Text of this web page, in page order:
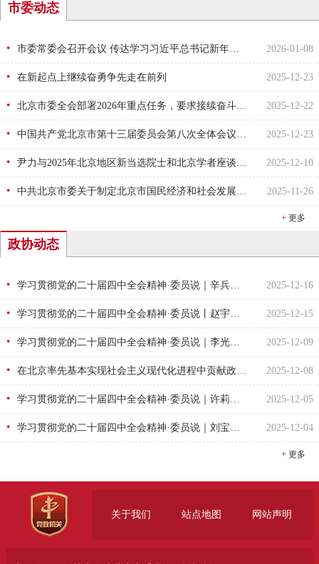
市委动态
市委常委会召开会议 传达学习习近平总书记新年贺词和重要指示精神 研究我市“十五五”规划纲要和城市高质量发展实施意见等事项 市委书记尹力主持会议 2026-01-08
在新起点上继续奋勇争先走在前列 2025-12-23
北京市委全会部署2026年重点任务，要求接续奋斗、开拓进取，奋力实现“十五五”良好开局 2025-12-22
中国共产党北京市第十三届委员会第八次全体会议决议 2025-12-23
尹力与2025年北京地区新当选院士和北京学者座谈时强调 在建设高水平人才高地上主动担当作为 为首都率先基本实现社会主义现代化提供有力支撑 2025-12-10
中共北京市委关于制定北京市国民经济和社会发展第十五个五年规划的建议 2025-11-26
+ 更多
政协动态
学习贯彻党的二十届四中全会精神·委员说｜辛兵：谱写高水平科技自立自强新篇章 2025-12-16
学习贯彻党的二十届四中全会精神·委员说丨赵宇：医工融合助力健康中国建设 2025-12-15
学习贯彻党的二十届四中全会精神·委员说｜李光熙：统筹群众体育和竞技体育 建设更高水平的体育强国 2025-12-09
在北京率先基本实现社会主义现代化进程中贡献政协智慧和力量（学习贯彻党的二十届四中全会精神·地方政协巡礼） 2025-12-08
学习贯彻党的二十届四中全会精神·委员说｜许莉：加快高水平科技自立自强 用“硬科技”创造未来 2025-12-05
学习贯彻党的二十届四中全会精神·委员说｜刘宝戈：加快建设健康中国 以科技创新助力实施健康优先发展战略 2025-12-04
+ 更多
关于我们 站点地图 网站声明